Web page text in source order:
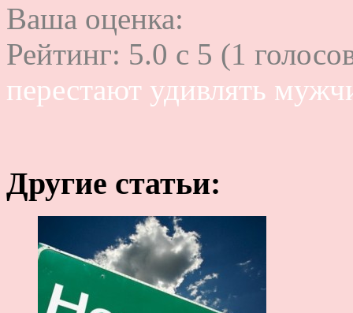
Ваша оценка:
Рейтинг: 5.0 c 5 (1
перестают удивлять
Другие статьи: